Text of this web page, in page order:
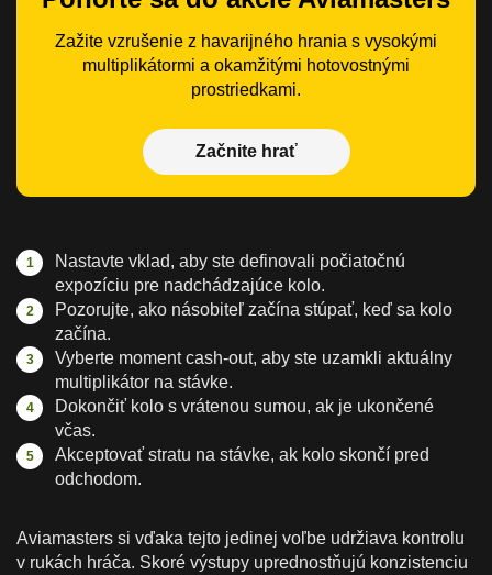
Zažite vzrušenie z havarijného hrania s vysokými
multiplikátormi a okamžitými hotovostnými
prostriedkami.
Začnite hrať
Nastavte vklad, aby ste definovali počiatočnú
expozíciu pre nadchádzajúce kolo.
Pozorujte, ako násobiteľ začína stúpať, keď sa kolo
začína.
Vyberte moment cash-out, aby ste uzamkli aktuálny
multiplikátor na stávke.
Dokončiť kolo s vrátenou sumou, ak je ukončené
včas.
Akceptovať stratu na stávke, ak kolo skončí pred
odchodom.
Aviamasters si vďaka tejto jedinej voľbe udržiava kontrolu
v rukách hráča. Skoré výstupy uprednostňujú konzistenciu